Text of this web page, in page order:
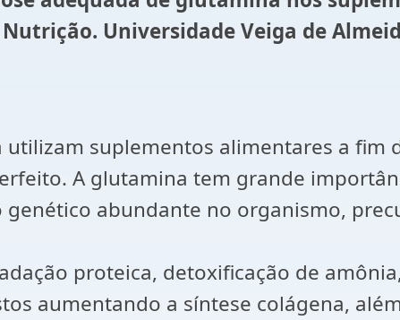
Universidade Veiga de
suplementos alimentares a fim
A glutamina tem grande
abundante no organismo,
proteica, detoxificação de
aumentando a síntese colágena,